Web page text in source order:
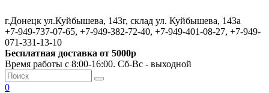
г.Донецк ул.Куйбышева, 143г, склад ул. Куйбышева, 143а
+7-949-737-07-65, +7-949-382-72-40, +7-949-401-08-27, +7-949-
071-331-13-10
Бесплатная доставка от 5000р
Время работы с 8:00-16:00. Сб-Вс - выходной
0